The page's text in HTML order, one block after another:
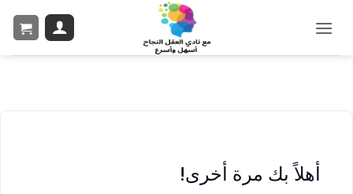
أهلاً بك مرة أخرى!